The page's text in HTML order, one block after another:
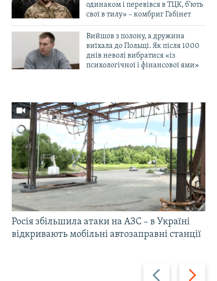
одинаком і перевівся в ТЦК, б’ють
свої в тилу» – комбриг Габінет
Вийшов з полону, а дружина
виїхала до Польщі. Як після 1000
днів неволі вибратися «із
психологічної і фінансової ями»
Назад Вперед
Росія збільшила атаки на АЗС – в Україні
відкривають мобільні автозаправні станції